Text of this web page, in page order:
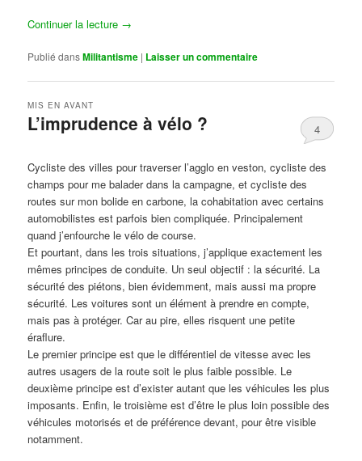
Continuer la lecture →
Publié dansMilitantisme | Laisser un commentaire
L’imprudence à vélo ?
MIS EN AVANT
4
Cycliste des villes pour traverser l’agglo en veston, cycliste des
champs pour me balader dans la campagne, et cycliste des
routes sur mon bolide en carbone, la cohabitation avec certains
automobilistes est parfois bien compliquée. Principalement
quand j’enfourche le vélo de course.
Et pourtant, dans les trois situations, j’applique exactement les
mêmes principes de conduite. Un seul objectif : la sécurité. La
sécurité des piétons, bien évidemment, mais aussi ma propre
sécurité. Les voitures sont un élément à prendre en compte,
mais pas à protéger. Car au pire, elles risquent une petite
éraflure.
Le premier principe est que le différentiel de vitesse avec les
autres usagers de la route soit le plus faible possible. Le
deuxième principe est d’exister autant que les véhicules les plus
imposants. Enfin, le troisième est d’être le plus loin possible des
véhicules motorisés et de préférence devant, pour être visible
notamment.